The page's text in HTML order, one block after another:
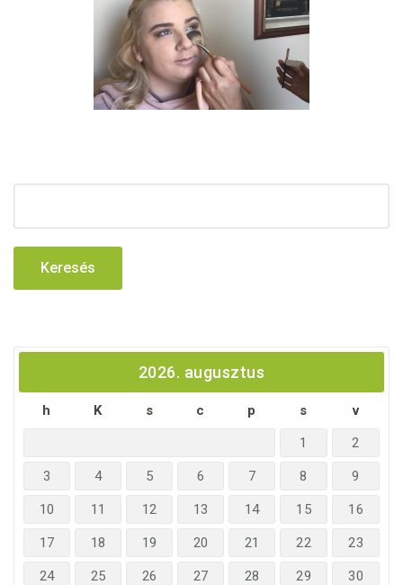
2026. augusztus
h K s c p s
v
1
2
3 4 5 6 7 8 9
10 11 12 13 14 15 16
17 18 19 20 21 22 23
24 25 26 27 28 29 30